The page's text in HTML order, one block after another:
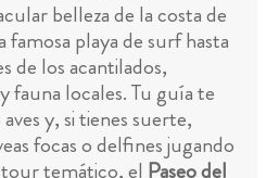
belleza de la costa de
playa de surf hasta
de los acantilados,
fauna locales. Tu guía te
y, si tienes suerte,
focas o delfines jugando
temático, el Paseo del